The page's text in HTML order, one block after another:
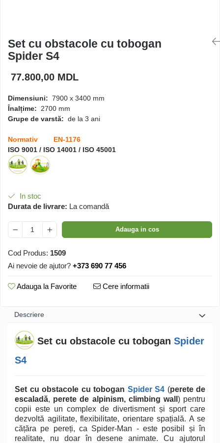
Mese și bănci pentru copii
Table pentru desen
Gardulețe
grădinițe
Pavilioane pentru grădinițe
Set cu obstacole cu tobogan
Spider S4
77.800,00 MDL
Dimensiuni: 7900 х 3400 mm
Înalțime: 2700 mm
Grupe de varstă: de la 3 ani
Normativ EN-1176
ISO 9001 / ISO 14001 / ISO 45001
In stoc
Durata de livrare: La comandă
Adauga in cos
Cod Produs: 1509
Ai nevoie de ajutor? +373 690 77 456
Adauga la Favorite Cere informatii
Descriere
Set cu obstacole cu tobogan Spider
S4
Set cu obstacole cu tobogan Spider S4 (perete de
escaladă, perete de alpinism, climbing wall ) pentru
copii este un complex de divertisment și sport care
dezvoltă agilitate, flexibilitate, orientare spațială. A se
cățăra pe pereți, ca Spider-Man - este posibil și în
realitate, nu doar în desene animate. Cu ajutorul